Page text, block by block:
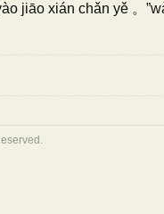
jiāo xián chǎn yě 。